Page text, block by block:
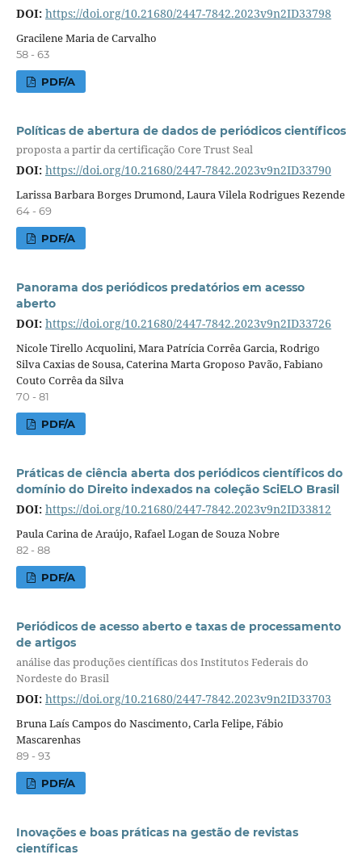
DOI: https://doi.org/10.21680/2447-7842.2023v9n2ID33798
Gracilene Maria de Carvalho
58 - 63
PDF/A
Políticas de abertura de dados de periódicos científicos
proposta a partir da certificação Core Trust Seal
DOI: https://doi.org/10.21680/2447-7842.2023v9n2ID33790
Larissa Barbara Borges Drumond, Laura Vilela Rodrigues Rezende
64 - 69
PDF/A
Panorama dos periódicos predatórios em acesso
aberto
DOI: https://doi.org/10.21680/2447-7842.2023v9n2ID33726
Nicole Tirello Acquolini, Mara Patrícia Corrêa Garcia, Rodrigo
Silva Caxias de Sousa, Caterina Marta Groposo Pavão, Fabiano
Couto Corrêa da Silva
70 - 81
PDF/A
Práticas de ciência aberta dos periódicos científicos do
domínio do Direito indexados na coleção SciELO Brasil
DOI: https://doi.org/10.21680/2447-7842.2023v9n2ID33812
Paula Carina de Araújo, Rafael Logan de Souza Nobre
82 - 88
PDF/A
Periódicos de acesso aberto e taxas de processamento
de artigos
análise das produções científicas dos Institutos Federais do
Nordeste do Brasil
DOI: https://doi.org/10.21680/2447-7842.2023v9n2ID33703
Bruna Laís Campos do Nascimento, Carla Felipe, Fábio
Mascarenhas
89 - 93
PDF/A
Inovações e boas práticas na gestão de revistas
científicas